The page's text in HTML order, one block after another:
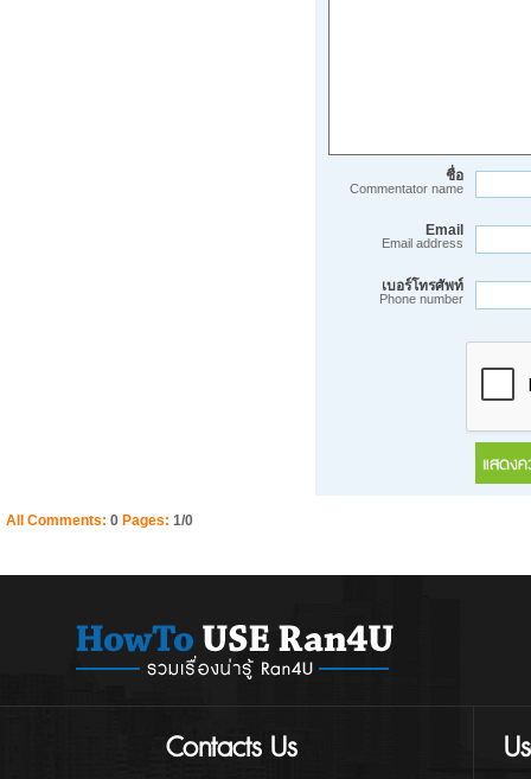
ชื่อ
Commentator name
Email
Email address
เบอร์โทรศัพท์
Phone number
All Comments: 0 Pages: 1/0
Contacts Us